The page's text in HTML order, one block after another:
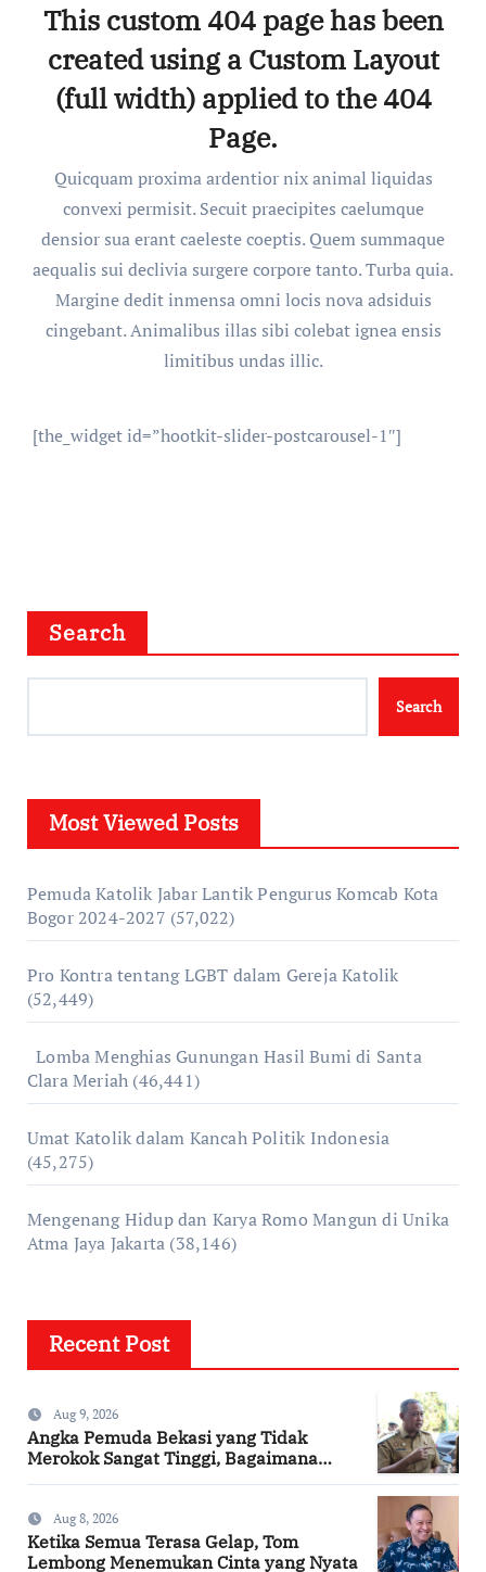
This custom 404 page has been
created using a Custom Layout
(full width) applied to the 404
Page.
Quicquam proxima ardentior nix animal liquidas
convexi permisit. Secuit praecipites caelumque
densior sua erant caeleste coeptis. Quem summaque
aequalis sui declivia surgere corpore tanto. Turba quia.
Margine dedit inmensa omni locis nova adsiduis
cingebant. Animalibus illas sibi colebat ignea ensis
limitibus undas illic.
[the_widget id=”hootkit-slider-postcarousel-1″]
Search
Search
Most Viewed Posts
Pemuda Katolik Jabar Lantik Pengurus Komcab Kota
Bogor 2024-2027 (57,022)
Pro Kontra tentang LGBT dalam Gereja Katolik
(52,449)
Lomba Menghias Gunungan Hasil Bumi di Santa
Clara Meriah (46,441)
Umat Katolik dalam Kancah Politik Indonesia
(45,275)
Mengenang Hidup dan Karya Romo Mangun di Unika
Atma Jaya Jakarta (38,146)
Recent Post
Aug 9, 2026
Angka Pemuda Bekasi yang Tidak
Merokok Sangat Tinggi, Bagaimana
Aug 8, 2026
Ketika Semua Terasa Gelap, Tom
Lembong Menemukan Cinta yang Nyata